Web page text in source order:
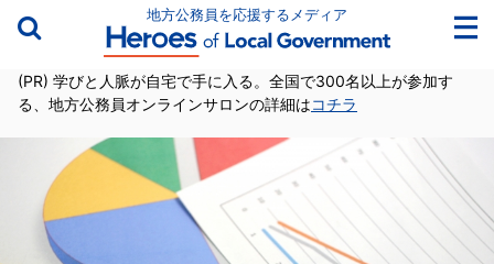
地方公務員を応援するメディア
(PR) 学びと人脈が自宅で手に入る。全国で300名以上が参加す
る、地方公務員オンラインサロンの詳細はコチラ